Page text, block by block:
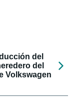
del
del
Volkswagen